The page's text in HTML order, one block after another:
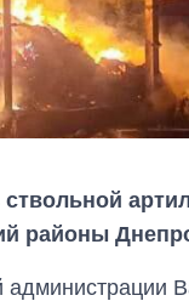
ствольной
районы